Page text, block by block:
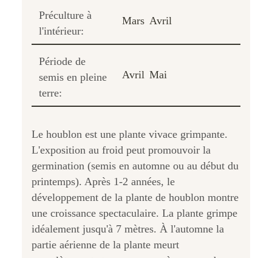
Préculture à
l'intérieur:
Mars Avril
Période de
semis en pleine
terre:
Avril Mai
Le houblon est une plante vivace grimpante.
L'exposition au froid peut promouvoir la
germination (semis en automne ou au début du
printemps). Après 1-2 années, le
développement de la plante de houblon montre
une croissance spectaculaire. La plante grimpe
idéalement jusqu'à 7 mètres. À l'automne la
partie aérienne de la plante meurt